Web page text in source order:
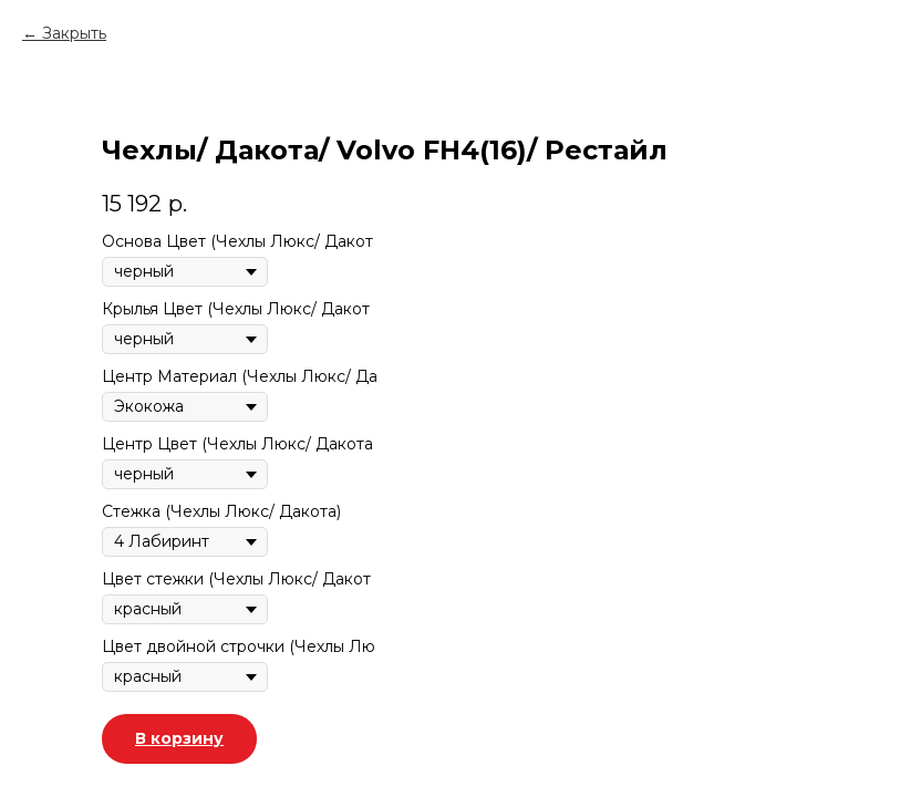
Закрыть
Чехлы/ Дакота/ Volvo FH4(16)/ Рестайл
15 192 р.
Основа Цвет (Чехлы Люкс/ Дакот
Крылья Цвет (Чехлы Люкс/ Дакот
Центр Материал (Чехлы Люкс/ Да
Центр Цвет (Чехлы Люкс/ Дакота
Стежка (Чехлы Люкс/ Дакота)
Цвет стежки (Чехлы Люкс/ Дакот
Цвет двойной строчки (Чехлы Лю
В корзину